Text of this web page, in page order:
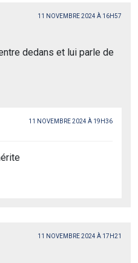
11 NOVEMBRE 2024 À 16H57
dedans et lui parle de
11 NOVEMBRE 2024 À 19H36
11 NOVEMBRE 2024 À 17H21